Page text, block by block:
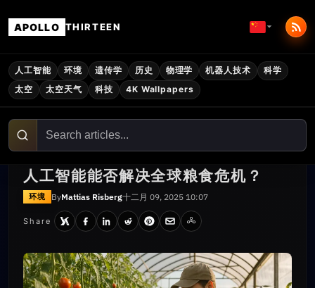
APOLLO THIRTEEN
人工智能 环境 遗传学 历史 物理学 机器人技术
科学
太空
太空天气 科技 4K Wallpapers
人工智能能否解决全球粮食危机？
环境 ByMattias Risberg十二月 09, 2025 10:07
Share